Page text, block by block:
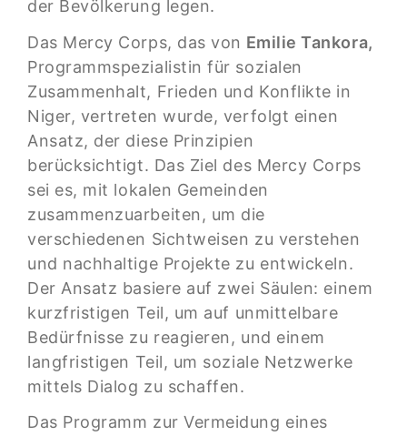
der Bevölkerung legen.
Das Mercy Corps, das von Emilie Tankora,
Programmspezialistin für sozialen
Zusammenhalt, Frieden und Konflikte in
Niger, vertreten wurde, verfolgt einen
Ansatz, der diese Prinzipien
berücksichtigt. Das Ziel des Mercy Corps
sei es, mit lokalen Gemeinden
zusammenzuarbeiten, um die
verschiedenen Sichtweisen zu verstehen
und nachhaltige Projekte zu entwickeln.
Der Ansatz basiere auf zwei Säulen: einem
kurzfristigen Teil, um auf unmittelbare
Bedürfnisse zu reagieren, und einem
langfristigen Teil, um soziale Netzwerke
mittels Dialog zu schaffen.
Das Programm zur Vermeidung eines